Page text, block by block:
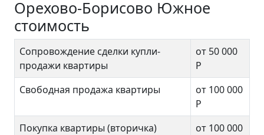
Орехово-Борисово Южное
стоимость
Сопровождение сделки купли-
продажи квартиры
от 50 000
Р
Свободная продажа квартиры
от 100 000
Р
Покупка квартиры (вторичка)
от 100 000